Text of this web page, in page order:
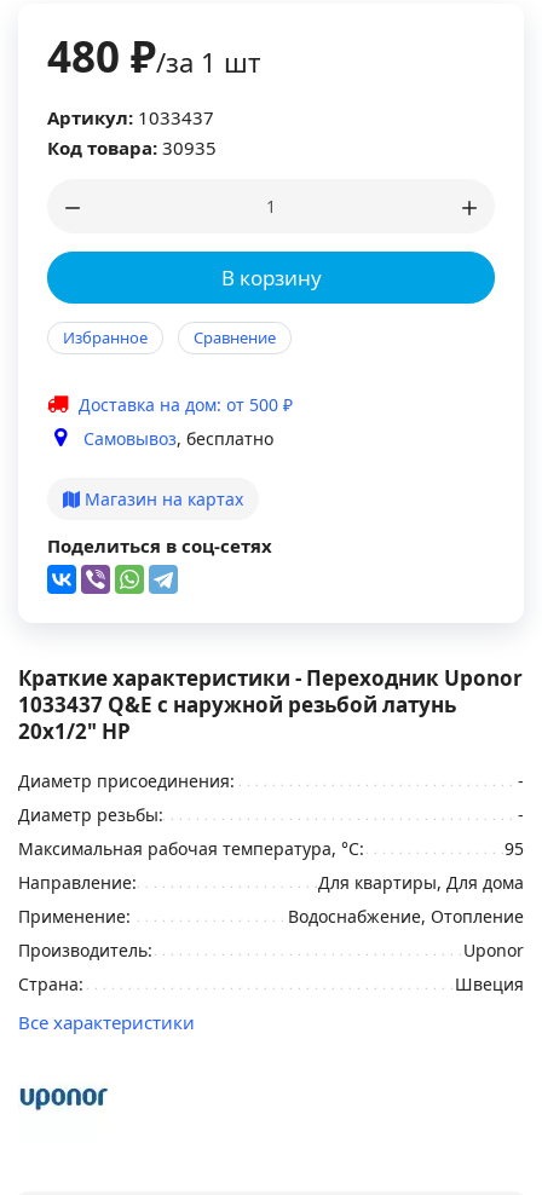
480 ₽/за 1 шт
Артикул: 1033437
Код товара: 30935
В корзину
Избранное Сравнение
Доставка на дом: от 500 ₽
Самовывоз, бесплатно
Магазин на картах
Поделиться в соц-сетях
Краткие характеристики - Переходник Uponor
1033437 Q&E с наружной резьбой латунь
20x1/2" НР
Диаметр присоединения:
-
Диаметр резьбы:
-
Максимальная рабочая температура, °С:
95
Направление:
Для квартиры, Для дома
Применение:
Водоснабжение, Отопление
Производитель:
Uponor
Страна:
Швеция
Все характеристики